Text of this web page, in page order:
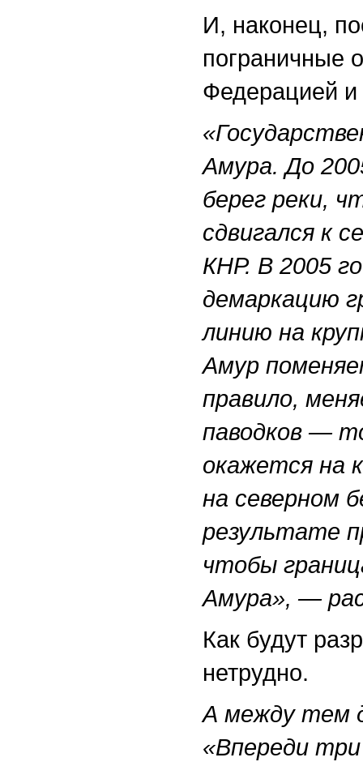
И, наконец,
пограничные
Федерацией
Амура. До
берег реки,
сдвигался к
КНР. В 2005
демаркацию
линию на
Амур
правило,
паводков —
окажется на
на северном
результате
чтобы
Амура», —
Как будут
нетрудно.
А между тем
«Впереди